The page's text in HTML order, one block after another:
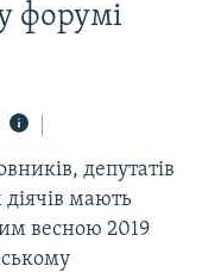
форумі
депутатів
мають
весною 2019